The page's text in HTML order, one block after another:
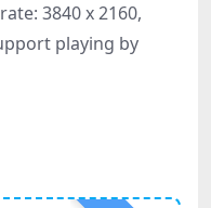
3840 x 2160,
playing by